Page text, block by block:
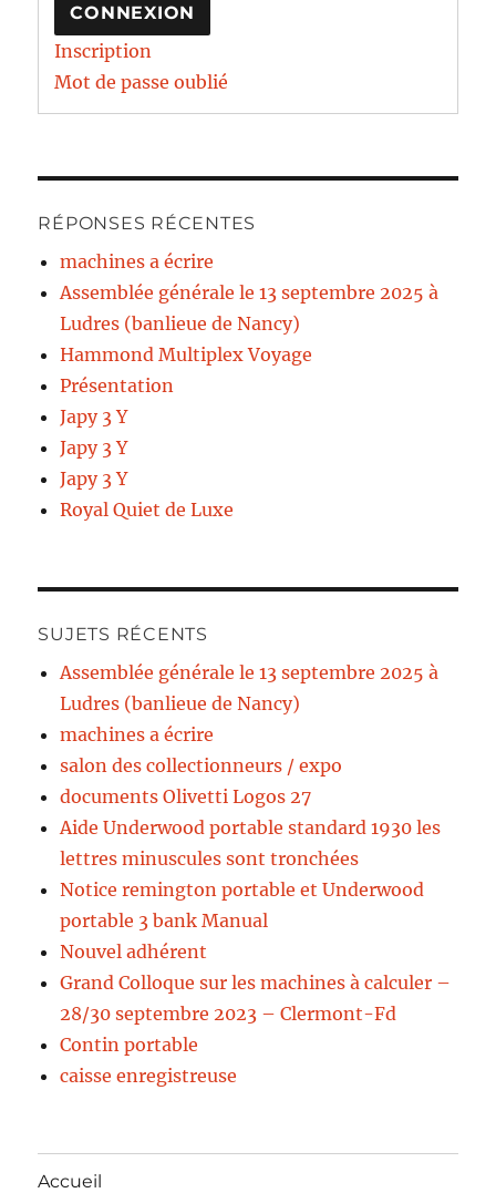
CONNEXION
Inscription
Mot de passe oublié
RÉPONSES RÉCENTES
machines a écrire
Assemblée générale le 13 septembre 2025 à
Ludres (banlieue de Nancy)
Hammond Multiplex Voyage
Présentation
Japy 3 Y
Japy 3 Y
Japy 3 Y
Royal Quiet de Luxe
SUJETS RÉCENTS
Assemblée générale le 13 septembre 2025 à
Ludres (banlieue de Nancy)
machines a écrire
salon des collectionneurs / expo
documents Olivetti Logos 27
Aide Underwood portable standard 1930 les
lettres minuscules sont tronchées
Notice remington portable et Underwood
portable 3 bank Manual
Nouvel adhérent
Grand Colloque sur les machines à calculer –
28/30 septembre 2023 – Clermont-Fd
Contin portable
caisse enregistreuse
Accueil